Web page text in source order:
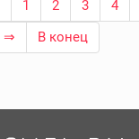
1 2 3 4
⇒ В конец